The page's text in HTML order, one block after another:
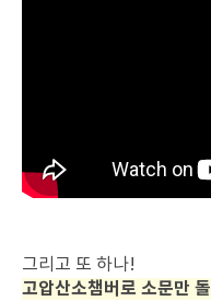
그리고 또 하나!
고압산소챔버로 소문만